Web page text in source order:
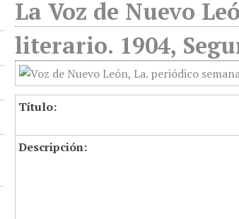
La Voz de Nuevo
literario. 1904,
Título:
Descripción: